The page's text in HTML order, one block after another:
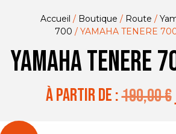
Accueil / Boutique / Route /
700 / YAMAHA TENERE
YAMAHA TENERE
à partir de :190,00€